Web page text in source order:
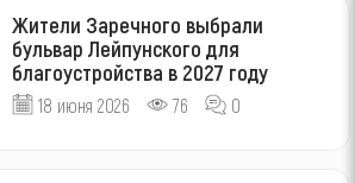
Жители Заречного выбрали
бульвар Лейпунского для
благоустройства в 2027 году
18 июня 2026 76 0